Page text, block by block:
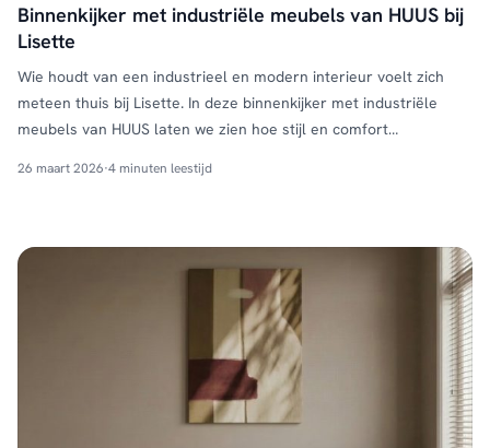
Binnenkijker met industriële meubels van HUUS bij
Lisette
Wie houdt van een industrieel en modern interieur voelt zich
meteen thuis bij Lisette. In deze binnenkijker met industriële
meubels van HUUS laten we zien hoe stijl en comfort
van natuurlijke materialen, strakke lijnen en warme accenten
26 maart 2026·4 minuten leestijd